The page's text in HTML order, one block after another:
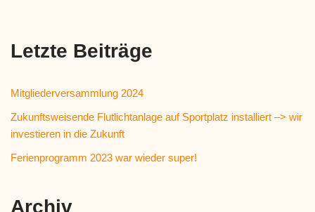
Letzte Beiträge
Mitgliederversammlung 2024
Zukunftsweisende Flutlichtanlage auf Sportplatz installiert –> wir
investieren in die Zukunft
Ferienprogramm 2023 war wieder super!
Archiv